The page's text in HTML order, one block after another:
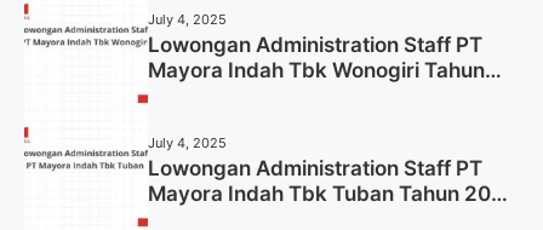
July 4, 2025
Lowongan Administration Staff PT
Mayora Indah Tbk Wonogiri Tahun
July 4, 2025
Lowongan Administration Staff PT
Mayora Indah Tbk Tuban Tahun 2025